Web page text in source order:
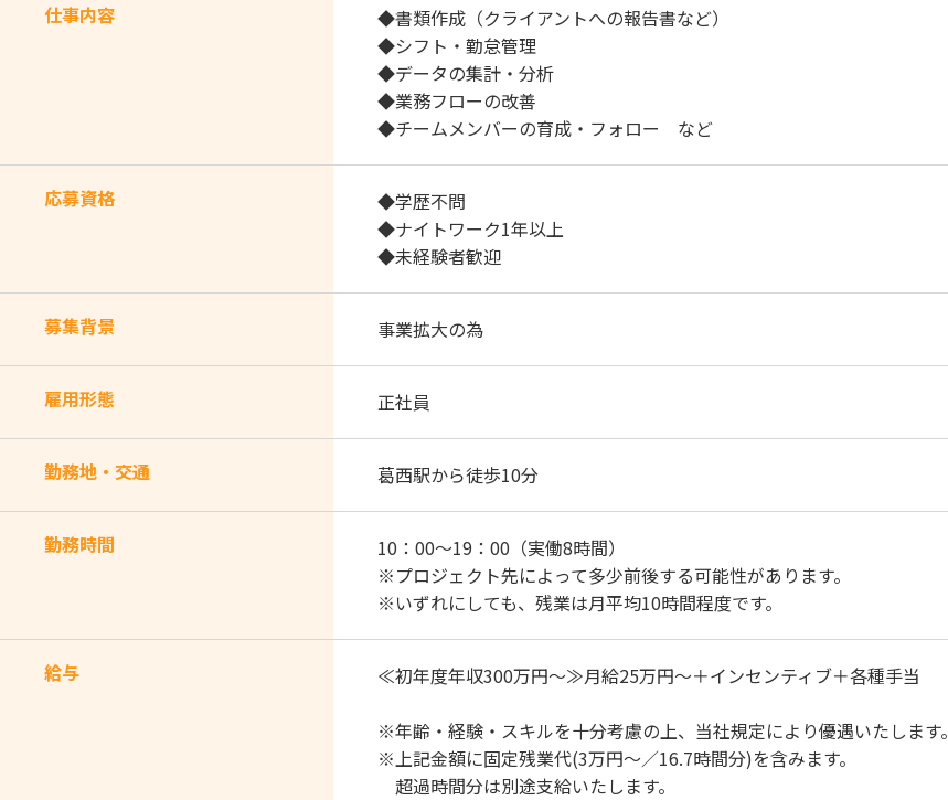
仕事内容
◆書類作成（クライアントへの報告書など）
◆シフト・勤怠管理
◆データの集計・分析
◆業務フローの改善
◆チームメンバーの育成・フォロー など
応募資格
◆学歴不問
◆ナイトワーク1年以上
◆未経験者歓迎
募集背景 事業拡大の為
雇用形態 正社員
勤務地・交通 葛西駅から徒歩10分
勤務時間
10：00～19：00（実働8時間）
※プロジェクト先によって多少前後する可能性があります。
※いずれにしても、残業は月平均10時間程度です。
給与 ≪初年度年収300万円～≫月給25万円～＋インセンティブ＋各種手当
※年齢・経験・スキルを十分考慮の上、当社規定により優遇いたします。
※上記金額に固定残業代(3万円～／16.7時間分)を含みます。
超過時間分は別途支給いたします。